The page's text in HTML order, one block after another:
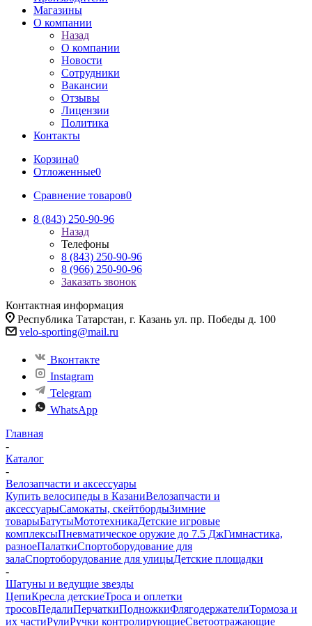
Магазины
О компании
Назад
О компании
Новости
Сотрудники
Вакансии
Отзывы
Лицензии
Политика
Контакты
Корзина0
Отложенные0
Сравнение товаров0
8 (843) 250-90-96
Назад
Телефоны
8 (843) 250-90-96
8 (966) 250-90-96
Заказать звонок
Контактная информация
Республика Татарстан, г. Казань ул. пр. Победы д. 100
velo-sporting@mail.ru
Вконтакте
Instagram
Telegram
WhatsApp
Главная
-
Каталог
-
Велозапчасти и аксессуары
Купить велосипеды в КазаниВелозапчасти и
аксессуарыСамокаты, скейтбордыЗимние
товарыБатутыМототехникаДетские игровые
комплексыПневматическое оружие до 7.5 ДжГимнастика,
разноеПалаткиСпортоборудование для
залаСпортоборудование для улицыДетские площадки
-
Шатуны и ведущие звезды
ЦепиКресла детскиеТроса и оплетки
тросовПедалиПерчаткиПодножкиФлягодержателиТормоза и
их частиРулиРучки контролирующиеСветоотражающие